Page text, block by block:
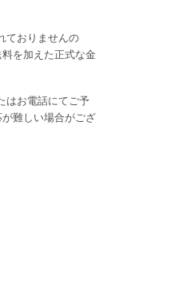
ておりませんの
を加えた正式な金
はお電話にてご予
難しい場合がござ